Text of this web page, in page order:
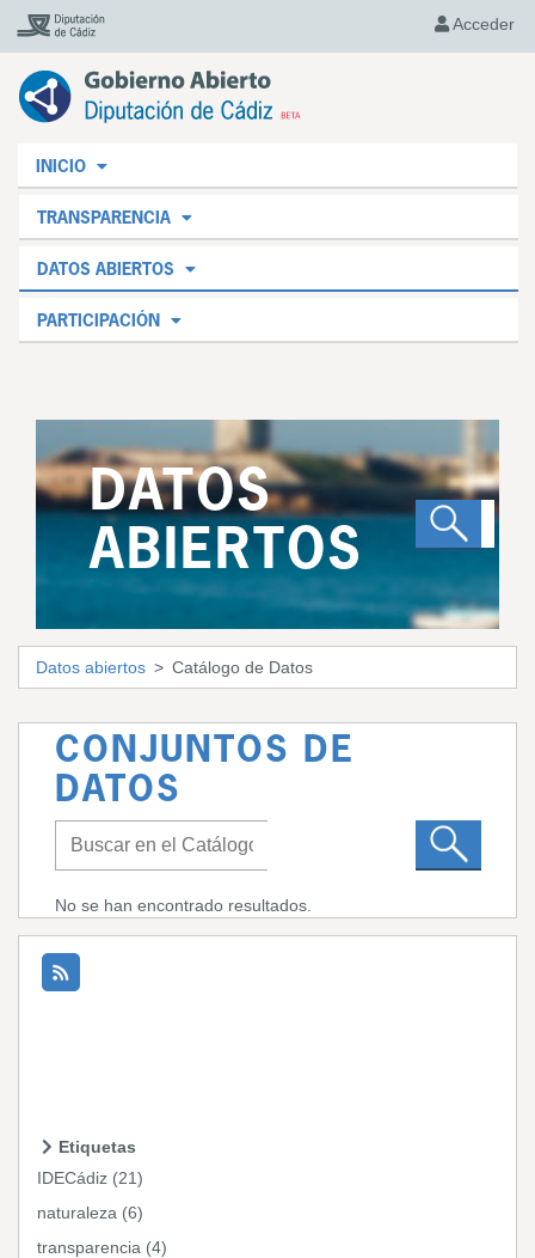
Acceder
INICIO
TRANSPARENCIA
DATOS ABIERTOS
PARTICIPACIÓN
DATOS
ABIERTOS
Datos abiertos Catálogo de Datos
CONJUNTOS DE
DATOS
No se han encontrado resultados.
Etiquetas
IDECádiz (21)
naturaleza (6)
transparencia (4)